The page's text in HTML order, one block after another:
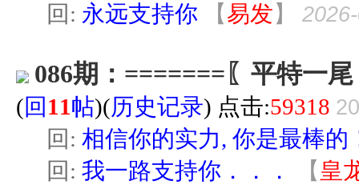
回: 永远支持你 【易发】
086期：=======〖平特一
(回 11帖)(历史记录) 点击:59318
回: 相信你的实力, 你是最棒的
回: 我一路支持你．．． 【 皇